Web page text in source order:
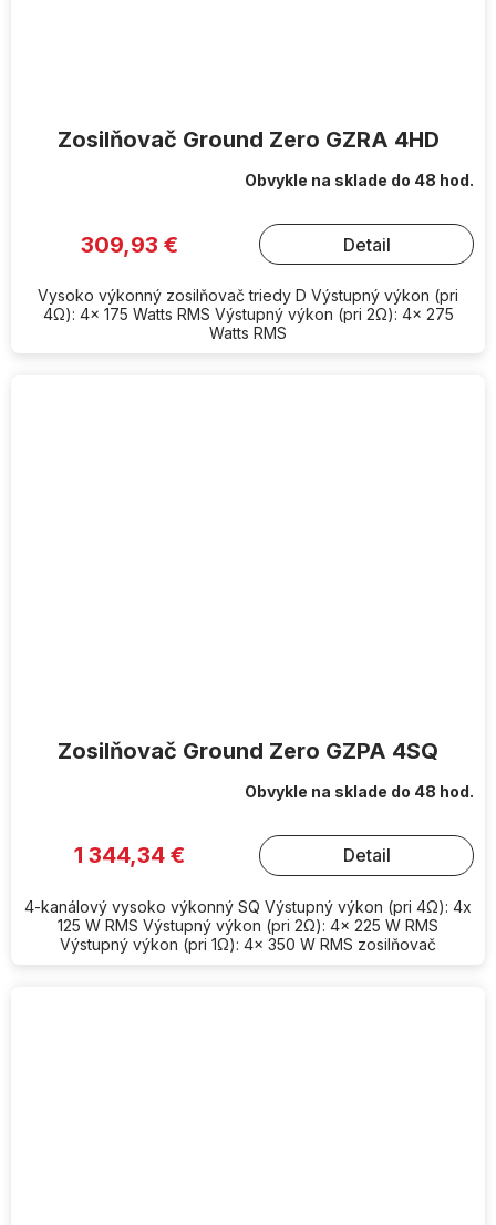
Zosilňovač Ground Zero GZRA 4HD
Obvykle na sklade do 48 hod.
309,93 € Detail
Vysoko výkonný zosilňovač triedy D Výstupný výkon (pri
4Ω): 4x 175 Watts RMS Výstupný výkon (pri 2Ω): 4x 275
Watts RMS
Zosilňovač Ground Zero GZPA 4SQ
Obvykle na sklade do 48 hod.
1 344,34 € Detail
4-kanálový vysoko výkonný SQ Výstupný výkon (pri 4Ω): 4x
125 W RMS Výstupný výkon (pri 2Ω): 4x 225 W RMS
Výstupný výkon (pri 1Ω): 4x 350 W RMS zosilňovač